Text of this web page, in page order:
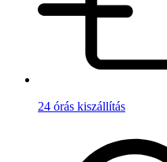
24 órás kiszállítás